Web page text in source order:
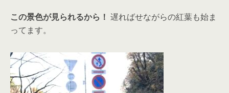
この景色が見られるから！ 遅ればせながらの紅葉も始ま
ってます。